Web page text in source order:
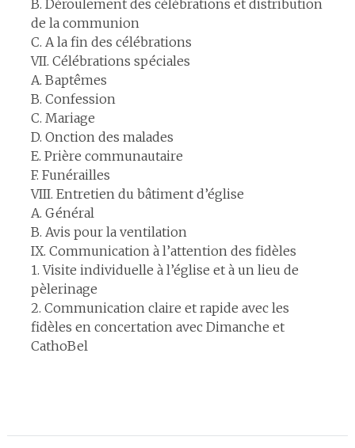
B. Déroulement des célébrations et distribution
de la communion
C. A la fin des célébrations
VII. Célébrations spéciales
A. Baptêmes
B. Confession
C. Mariage
D. Onction des malades
E. Prière communautaire
F. Funérailles
VIII. Entretien du bâtiment d’église
A. Général
B. Avis pour la ventilation
IX. Communication à l’attention des fidèles
1. Visite individuelle à l’église et à un lieu de
pèlerinage
2. Communication claire et rapide avec les
fidèles en concertation avec Dimanche et
CathoBel